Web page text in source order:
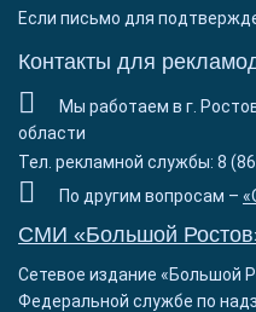
Если письмо для
Контакты для
Мы работаем в г.
области
Тел. рекламной службы: 8
По другим вопросам –
СМИ «Большой
Сетевое издание «Большой
Федеральной службе по